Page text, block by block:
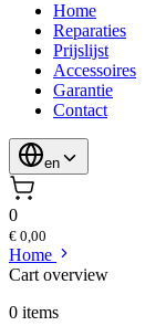
Home
Reparaties
Prijslijst
Accessoires
Garantie
Contact
en
0
€ 0,00
Home
Cart overview
0 items